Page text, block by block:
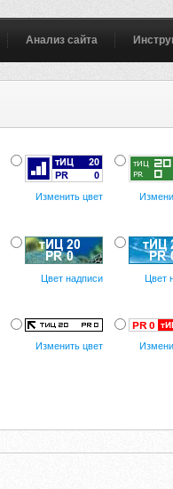
Анализ сайта
Изменить цвет
Цвет надписи Цвет
Изменить цвет